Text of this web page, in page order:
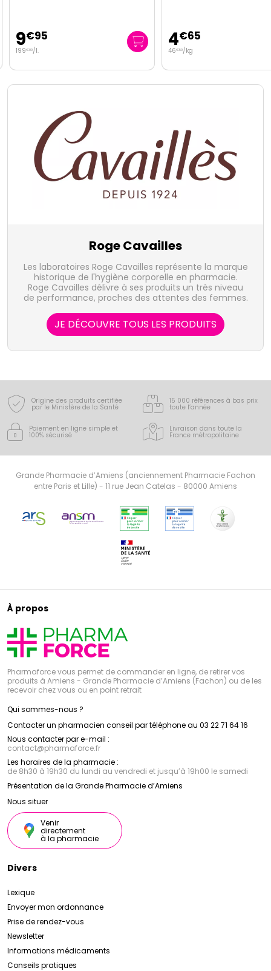
9€95
199€00/l. 4€65
46€50/kg
Roge Cavailles
Les laboratoires Roge Cavailles représente la marque
historique de l'hygiène corporelle en pharmacie.
Roge Cavailles délivre à ses produits un très niveau
de performance, proches des attentes des femmes.
JE DÉCOUVRE TOUS LES PRODUITS
Origine des produits certifiée
par le Ministère de la Santé
15 000 références à bas prix
toute l’année
Paiement en ligne simple et
100% sécurisé
Livraison dans toute la
France métropolitaine
Grande Pharmacie d’Amiens (anciennement Pharmacie Fachon
entre Paris et Lille) - 11 rue Jean Catelas - 80000 Amiens
À propos
Pharmaforce vous permet de commander en ligne, de retirer vos
produits à Amiens - Grande Pharmacie d’Amiens (Fachon) ou de les
recevoir chez vous ou en point retrait
Qui sommes-nous ?
Contacter un pharmacien conseil par téléphone au 03 22 71 64 16
Nous contacter par e-mail :
contact@pharmaforce.fr
Les horaires de la pharmacie :
de 8h30 à 19h30 du lundi au vendredi et jusqu’à 19h00 le samedi
Présentation de la Grande Pharmacie d’Amiens
Nous situer
Venir
directement
à la pharmacie
Divers
Lexique
Envoyer mon ordonnance
Prise de rendez-vous
Newsletter
Informations médicaments
Conseils pratiques